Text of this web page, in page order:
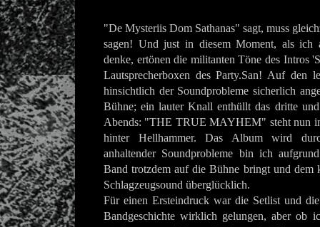
"De Mysteriis Dom Sathanas" sagt, muss
sagen! Und just in diesem Moment, als ich
denke, ertönen die militanten Töne des Intros
Lautsprecherboxen des Party.San! Auf den
hinsichtlich der Soundprobleme sicherlich
Bühne; ein lauter Knall enthüllt das dritte
Abends: "THE TRUE MAYHEM" steht nun
hinter Hellhammer. Das Album wird
anhaltender Soundprobleme bin ich
Band trotzdem auf die Bühne bringt und dem
Schlagzeugsound überglücklich.
Für einen Ersteindruck war die Setlist und
Bandgeschichte wirklich gelungen, aber ob